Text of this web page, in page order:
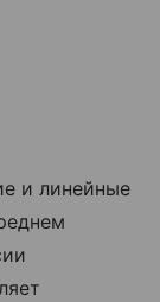
и линейные